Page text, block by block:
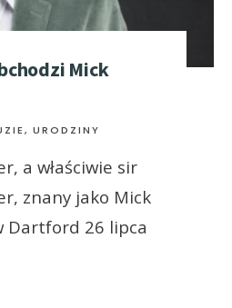
Mick
, URODZINY
a właściwie sir
znany jako Mick
Dartford 26 lipca